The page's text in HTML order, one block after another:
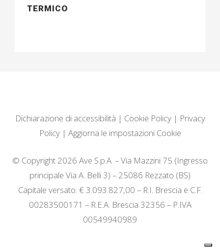
TERMICO
Dichiarazione di accessibilità | Cookie Policy| Privacy
Policy| Aggiorna le impostazioni Cookie
© Copyright 2026 Ave S.p.A. – Via Mazzini 75 (Ingresso
principale Via A. Belli 3) – 25086 Rezzato (BS)
Capitale versato: € 3.093.827,00 – R.I. Brescia e C.F.
00283500171 – R.E.A. Brescia 32356 – P.IVA
00549940989